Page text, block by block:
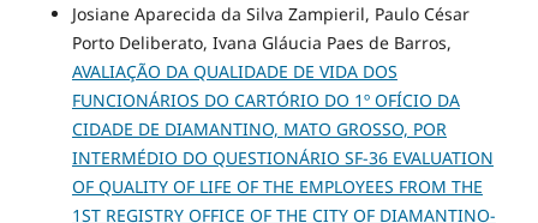
Josiane Aparecida da Silva Zampieril, Paulo César
Porto Deliberato, Ivana Gláucia Paes de Barros,
AVALIAÇÃO DA QUALIDADE DE VIDA DOS
FUNCIONÁRIOS DO CARTÓRIO DO 1º OFÍCIO DA
CIDADE DE DIAMANTINO, MATO GROSSO, POR
INTERMÉDIO DO QUESTIONÁRIO SF-36 EVALUATION
OF QUALITY OF LIFE OF THE EMPLOYEES FROM THE
1ST REGISTRY OFFICE OF THE CITY OF DIAMANTINO-